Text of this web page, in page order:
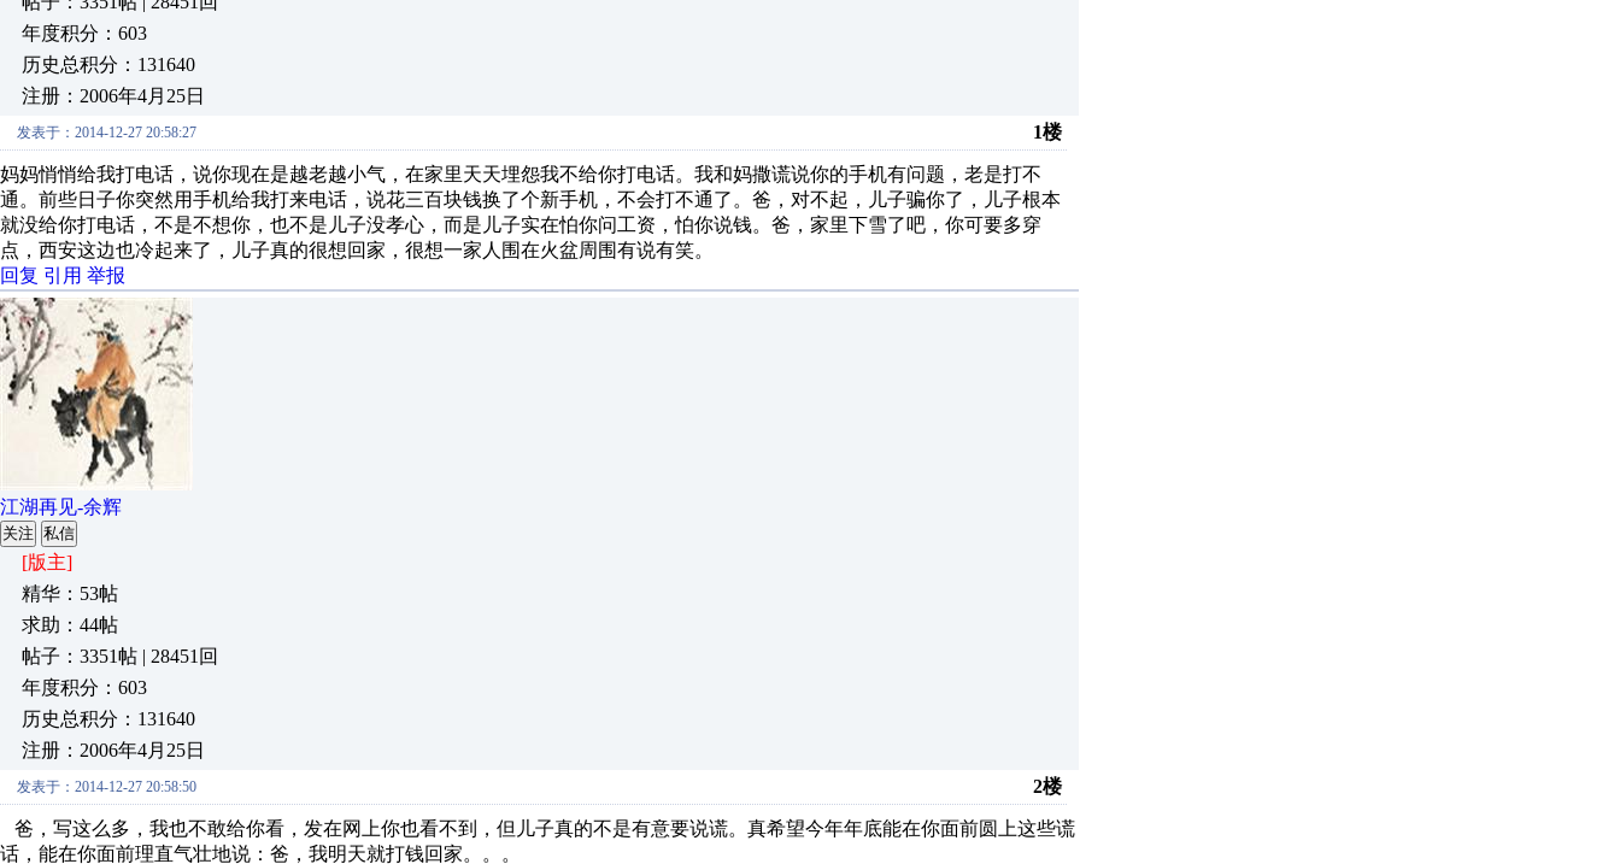
年度积分：603
历史总积分：131640
注册：2006年4月25日
发表于：2014-12-27 20:58:27 1楼
妈妈悄悄给我打电话，说你现在是越老越小气，在家里天天埋怨我不给你打电话。我和妈撒谎说你的手机有问题，老是打不
通。前些日子你突然用手机给我打来电话，说花三百块钱换了个新手机，不会打不通了。爸，对不起，儿子骗你了，儿子根本
就没给你打电话，不是不想你，也不是儿子没孝心，而是儿子实在怕你问工资，怕你说钱。爸，家里下雪了吧，你可要多穿
点，西安这边也冷起来了，儿子真的很想回家，很想一家人围在火盆周围有说有笑。
回复 引用 举报
江湖再见-余辉
关注 私信
[版主]
精华：53帖
求助：44帖
帖子：3351帖 | 28451回
年度积分：603
历史总积分：131640
注册：2006年4月25日
发表于：2014-12-27 20:58:50 2楼
爸，写这么多，我也不敢给你看，发在网上你也看不到，但儿子真的不是有意要说谎。真希望今年年底能在你面前圆上这些谎
话，能在你面前理直气壮地说：爸，我明天就打钱回家。。。